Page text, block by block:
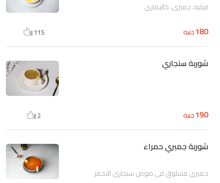
فيليه، جمبري، كاليماري
180جنيه 115
شوربة سنجاري
190جنيه 2
شوربة جمبري حمراء
جمبري مسلوق في صوص سنجاري الاحمر